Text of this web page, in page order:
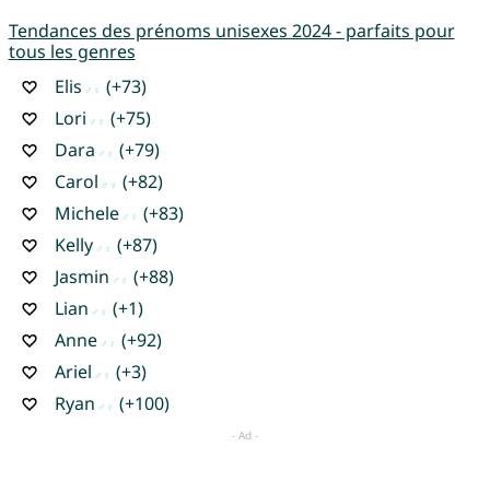
Tendances des prénoms unisexes 2024 - parfaits pour
tous les genres
Elis
(+73)
Lori
(+75)
Dara
(+79)
Carol
(+82)
Michele
(+83)
Kelly
(+87)
Jasmin
(+88)
Lian
(+1)
Anne
(+92)
Ariel
(+3)
Ryan
(+100)